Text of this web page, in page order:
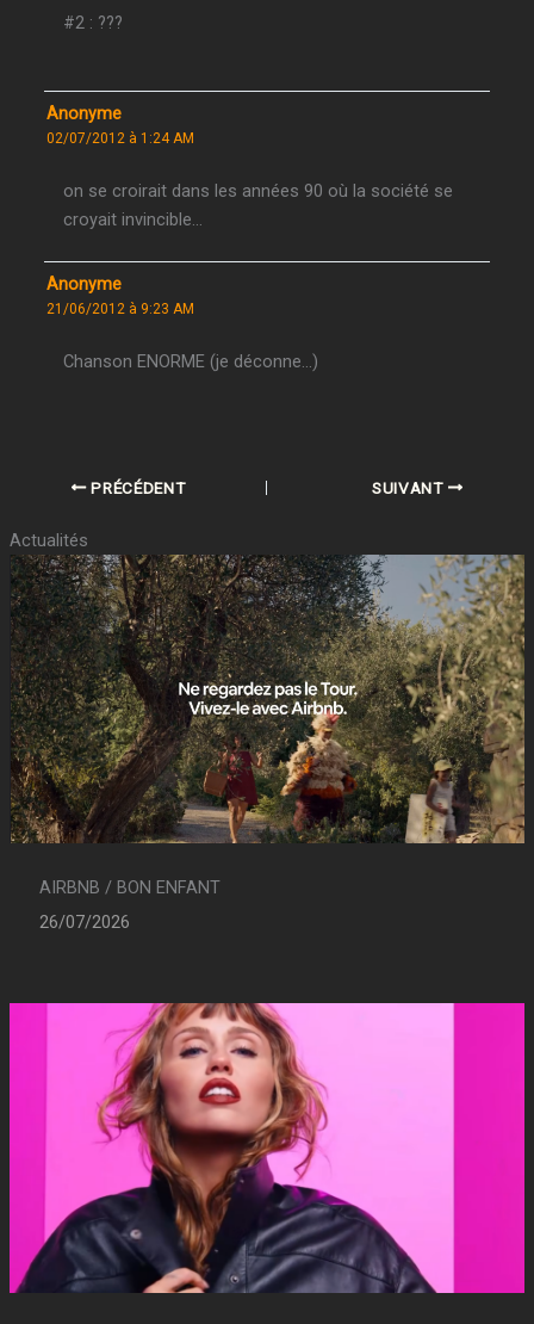
#2 : ???
Anonyme
02/07/2012 à 1:24 AM
on se croirait dans les années 90 où la société se
croyait invincible…
Anonyme
21/06/2012 à 9:23 AM
Chanson ENORME (je déconne…)
PRÉCÉDENT SUIVANT
Actualités
AIRBNB / BON ENFANT
26/07/2026